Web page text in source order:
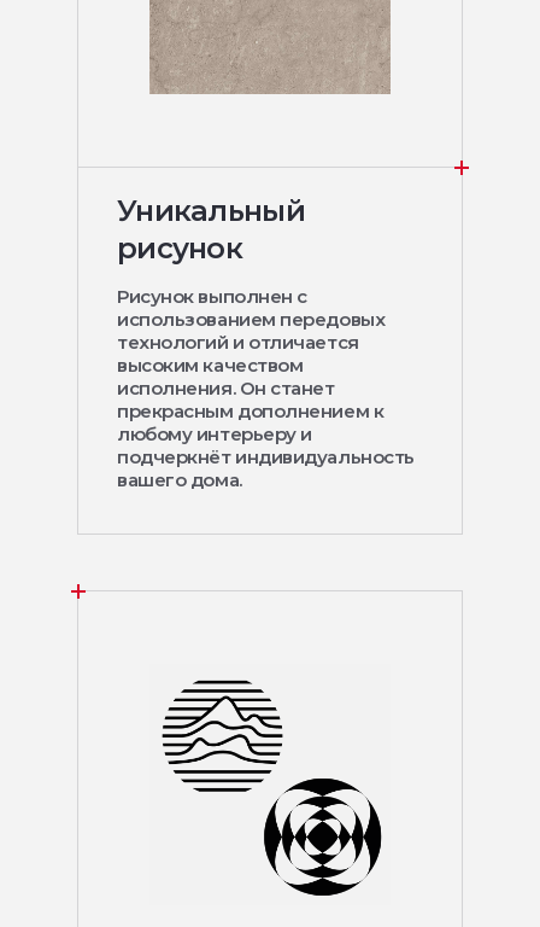
Уникальный
рисунок
Рисунок выполнен с
использованием передовых
технологий и отличается
высоким качеством
исполнения. Он станет
прекрасным дополнением к
любому интерьеру и
подчеркнёт индивидуальность
вашего дома.